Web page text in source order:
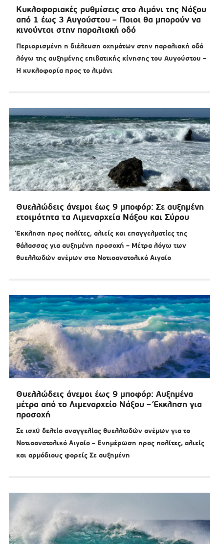
Κυκλοφοριακές ρυθμίσεις στο λιμάνι της Νάξου
από 1 έως 3 Αυγούστου – Ποιοι θα μπορούν να
κινούνται στην παραλιακή οδό
Περιορισμένη η διέλευση οχημάτων στην παραλιακή οδό
λόγω της αυξημένης επιβατικής κίνησης του Αυγούστου –
Η κυκλοφορία προς το λιμάνι
Θυελλώδεις άνεμοι έως 9 μποφόρ: Σε αυξημένη
ετοιμότητα τα Λιμεναρχεία Νάξου και Σύρου
Έκκληση προς πολίτες, αλιείς και επαγγελματίες της
θάλασσας για αυξημένη προσοχή – Μέτρα λόγω των
θυελλωδών ανέμων στο Νοτιοανατολικό Αιγαίο
Θυελλώδεις άνεμοι έως 9 μποφόρ: Αυξημένα
μέτρα από το Λιμεναρχείο Νάξου – Έκκληση για
προσοχή
Σε ισχύ δελτίο αναγγελίας θυελλωδών ανέμων για το
Νοτιοανατολικό Αιγαίο – Ενημέρωση προς πολίτες, αλιείς
και αρμόδιους φορείς Σε αυξημένη